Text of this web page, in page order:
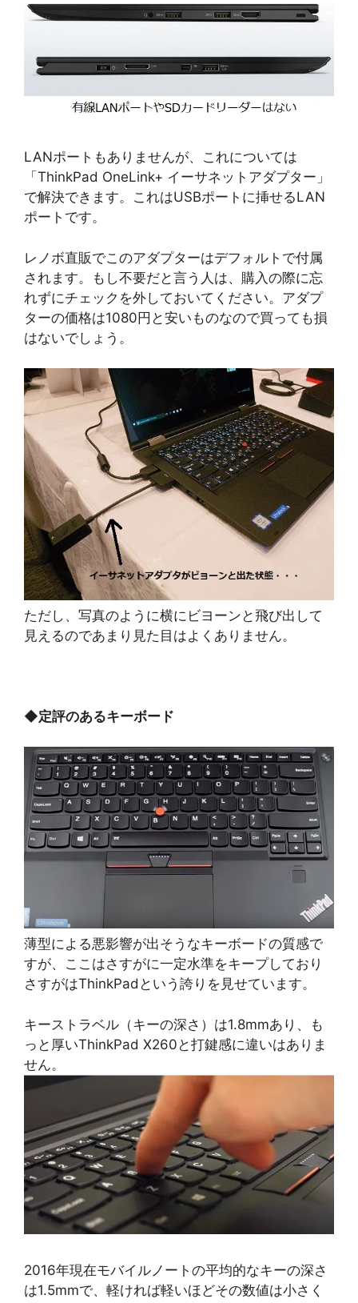
LANポートもありませんが、これについては
「ThinkPad OneLink+ イーサネットアダプター」
で解決できます。これはUSBポートに挿せるLAN
ポートです。
レノボ直販でこのアダプターはデフォルトで付属
されます。もし不要だと言う人は、購入の際に忘
れずにチェックを外しておいてください。アダプ
ターの価格は1080円と安いものなので買っても損
はないでしょう。
ただし、写真のように横にビヨーンと飛び出して
見えるのであまり見た目はよくありません。
◆定評のあるキーボード
薄型による悪影響が出そうなキーボードの質感で
すが、ここはさすがに一定水準をキープしており
さすがはThinkPadという誇りを見せています。
キーストラベル（キーの深さ）は1.8mmあり、も
っと厚いThinkPad X260と打鍵感に違いはありま
せん。
2016年現在モバイルノートの平均的なキーの深さ
は1.5mmで、軽ければ軽いほどその数値は小さく